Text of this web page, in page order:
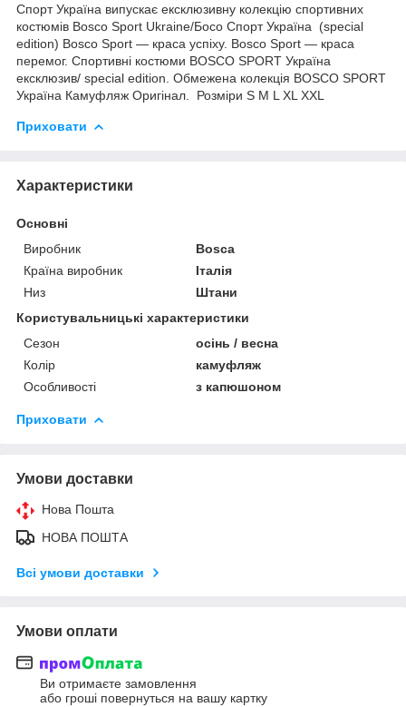
Спорт Україна випускає ексклюзивну колекцію спортивних
костюмів Bosco Sport Ukraine/Босо Спорт Україна (special
edition) Bosco Sport — краса успіху. Bosco Sport — краса
перемог. Спортивні костюми BOSCO SPORT Україна
ексклюзив/ special edition. Обмежена колекція BOSCO SPORT
Україна Камуфляж Оригінал. Розміри S M L XL XXL
Приховати
Характеристики
Основні
Виробник
Bosca
Країна виробник
Італія
Низ
Штани
Користувальницькі характеристики
Сезон
осінь / весна
Колір
камуфляж
Особливості
з капюшоном
Приховати
Умови доставки
Нова Пошта
НОВА ПОШТА
Всі умови доставки
Умови оплати
Ви отримаєте замовлення
або гроші повернуться на вашу картку